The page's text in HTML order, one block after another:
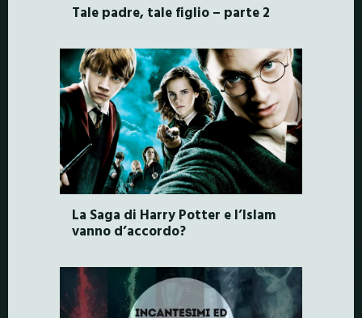
Tale padre, tale figlio – parte 2
La Saga di Harry Potter e l’Islam
vanno d’accordo?